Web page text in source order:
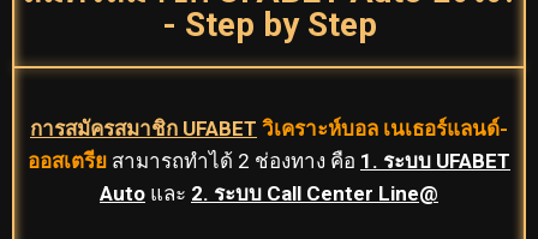
- Step by Step
การสมัครสมาชิก UFABET วิเคราะห์บอล เนเธอร์แลนด์-
ออสเตรีย สามารถทำได้ 2 ช่องทาง คือ 1 . ระบบ UFABET
Auto และ 2. ระบบ Call Center Line@